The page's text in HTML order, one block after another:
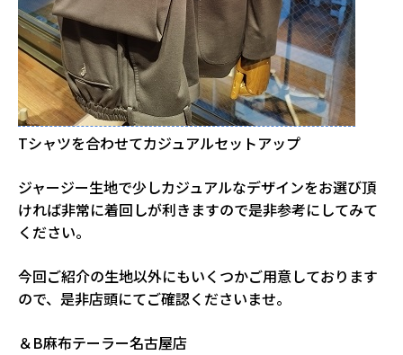
Tシャツを合わせてカジュアルセットアップ
ジャージー生地で少しカジュアルなデザインをお選び頂
ければ非常に着回しが利きますので是非参考にしてみて
ください。
今回ご紹介の生地以外にもいくつかご用意しております
ので、是非店頭にてご確認くださいませ。
＆B麻布テーラー名古屋店